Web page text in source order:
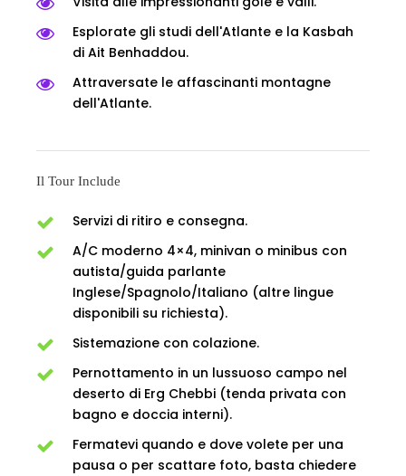
Esplorate gli studi dell'Atlante e la Kasbah
di Ait Benhaddou.
Attraversate le affascinanti montagne
dell'Atlante.
Il Tour Include
Servizi di ritiro e consegna.
A/C moderno 4×4, minivan o minibus con
autista/guida parlante
Inglese/Spagnolo/Italiano (altre lingue
disponibili su richiesta).
Sistemazione con colazione.
Pernottamento in un lussuoso campo nel
deserto di Erg Chebbi (tenda privata con
bagno e doccia interni).
Fermatevi quando e dove volete per una
pausa o per scattare foto, basta chiedere